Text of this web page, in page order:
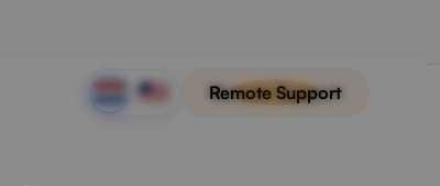
Remote Support